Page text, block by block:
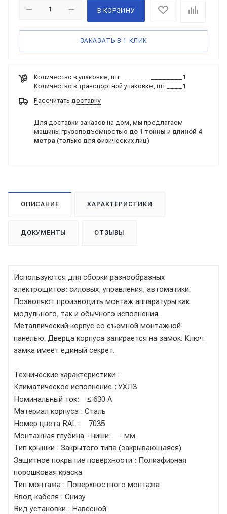
В КОРЗИНУ
ЗАКАЗАТЬ В 1 КЛИК
Количество в упаковке, шт:
1
Количество в транспортной упаковке, шт:
1
Рассчитать доставку
Для доставки заказов на дом, мы предлагаем
машины грузоподъемностью до 1 тонны и длиной 4
метра (только для физических лиц)
ОПИСАНИЕ ХАРАКТЕРИСТИКИ
ДОКУМЕНТЫ ОТЗЫВЫ
Используются для сборки разнообразных
электрощитов: силовых, управления, автоматики.
Позволяют производить монтаж аппаратуры как
модульного, так и обычного исполнения.
Металлический корпус со съемной монтажной
панелью. Дверца корпуса запирается на замок. Ключ
замка имеет единый секрет.
Технические характеристики :
Климатическое исполнение : УХЛ3
Номинальный ток: ≤ 630 А
Материал корпуса : Сталь
Номер цвета RAL : 7035
Монтажная глубина - ниши: - мм
Тип крышки : Закрытого типа (закрывающаяся)
Защитное покрытие поверхности : Полиэфирная
порошковая краска
Тип монтажа : Поверхностного монтажа
Ввод кабеля : Снизу
Вид установки : Навесной